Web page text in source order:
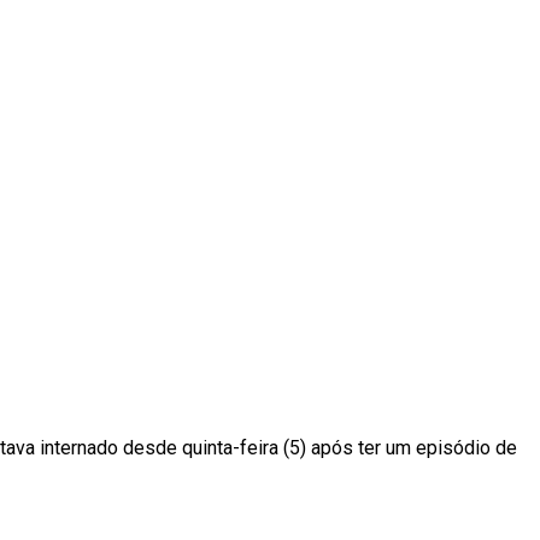
internado desde quinta-feira (5) após ter um episódio de